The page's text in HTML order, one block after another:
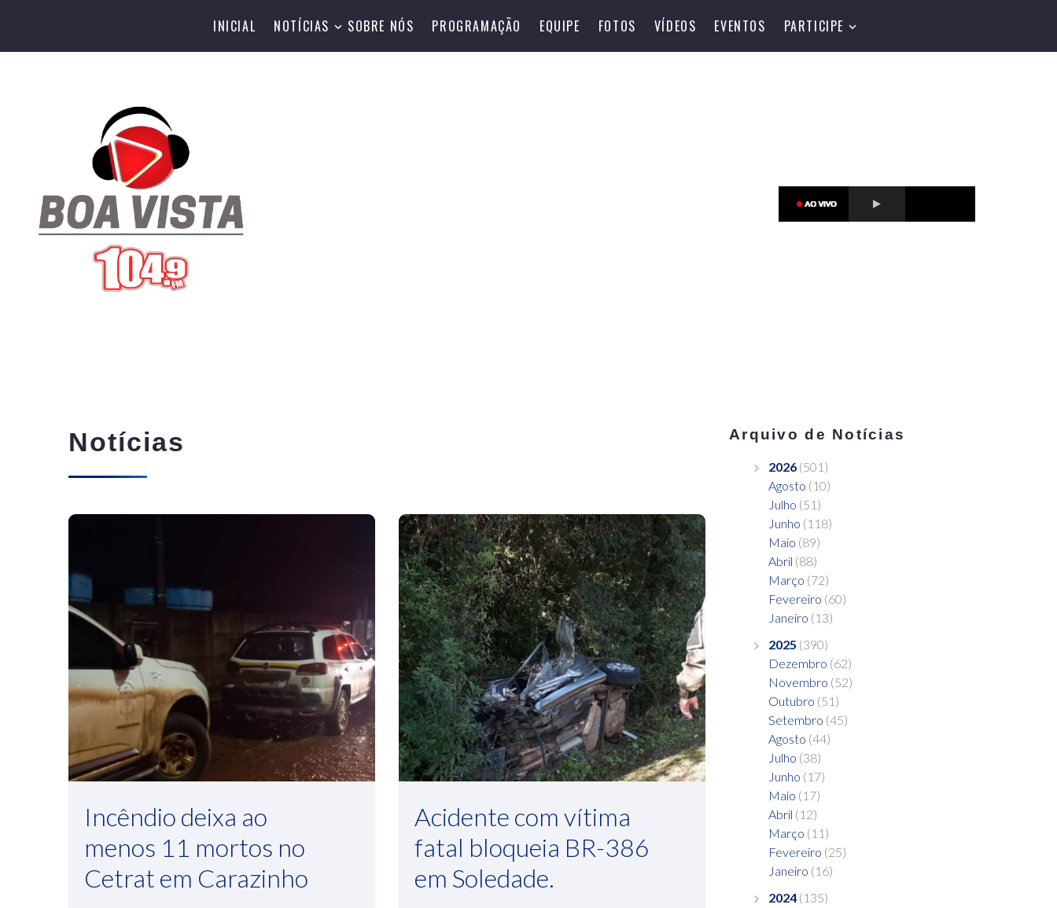
INICIAL NOTÍCIAS SOBRE NÓS PROGRAMAÇÃO EQUIPE FOTOS VÍDEOS EVENTOS PARTICIPE
Notícias
Incêndio deixa ao
menos 11 mortos no
Cetrat em Carazinho
Acidente com vítima
fatal bloqueia BR-386
em Soledade.
Arquivo de Notícias
2026 (501)
Agosto (10)
Julho (51)
Junho (118)
Maio (89)
Abril (88)
Março (72)
Fevereiro (60)
Janeiro (13)
2025 (390)
Dezembro (62)
Novembro (52)
Outubro (51)
Setembro (45)
Agosto (44)
Julho (38)
Junho (17)
Maio (17)
Abril (12)
Março (11)
Fevereiro (25)
Janeiro (16)
2024 (135)